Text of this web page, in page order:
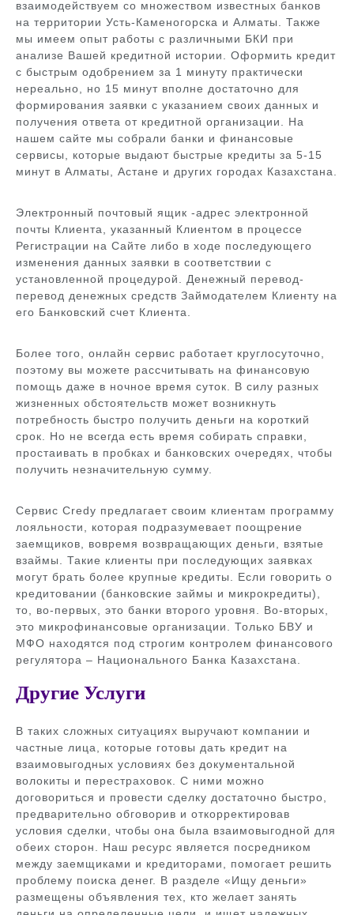
взаимодействуем со множеством известных банков
на территории Усть-Каменогорска и Алматы. Также
мы имеем опыт работы с различными БКИ при
анализе Вашей кредитной истории. Оформить кредит
с быстрым одобрением за 1 минуту практически
нереально, но 15 минут вполне достаточно для
формирования заявки с указанием своих данных и
получения ответа от кредитной организации. На
нашем сайте мы собрали банки и финансовые
сервисы, которые выдают быстрые кредиты за 5-15
минут в Алматы, Астане и других городах Казахстана.
Электронный почтовый ящик -адрес электронной
почты Клиента, указанный Клиентом в процессе
Регистрации на Сайте либо в ходе последующего
изменения данных заявки в соответствии с
установленной процедурой. Денежный перевод-
перевод денежных средств Займодателем Клиенту на
его Банковский счет Клиента.
Более того, онлайн сервис работает круглосуточно,
поэтому вы можете рассчитывать на финансовую
помощь даже в ночное время суток. В силу разных
жизненных обстоятельств может возникнуть
потребность быстро получить деньги на короткий
срок. Но не всегда есть время собирать справки,
простаивать в пробках и банковских очередях, чтобы
получить незначительную сумму.
Сервис Credy предлагает своим клиентам программу
лояльности, которая подразумевает поощрение
заемщиков, вовремя возвращающих деньги, взятые
взаймы. Такие клиенты при последующих заявках
могут брать более крупные кредиты. Если говорить о
кредитовании (банковские займы и микрокредиты),
то, во-первых, это банки второго уровня. Во-вторых,
это микрофинансовые организации. Только БВУ и
МФО находятся под строгим контролем финансового
регулятора – Национального Банка Казахстана.
Другие Услуги
В таких сложных ситуациях выручают компании и
частные лица, которые готовы дать кредит на
взаимовыгодных условиях без документальной
волокиты и перестраховок. С ними можно
договориться и провести сделку достаточно быстро,
предварительно обговорив и откорректировав
условия сделки, чтобы она была взаимовыгодной для
обеих сторон. Наш ресурс является посредником
между заемщиками и кредиторами, помогает решить
проблему поиска денег. В разделе «Ищу деньги»
размещены объявления тех, кто желает занять